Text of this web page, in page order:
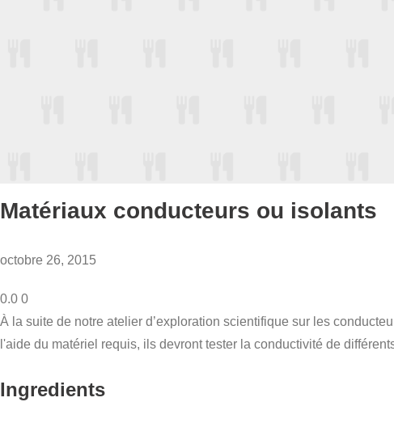
Matériaux conducteurs ou isolants
octobre 26, 2015
0.0 0
À la suite de notre atelier d’exploration scientifique sur les
l'aide du matériel requis, ils devront tester la conductivité de
Ingredients